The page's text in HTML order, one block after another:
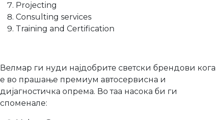
Projecting
Consulting services
Training and Certification
Велмар ги нуди најдобрите светски брендови кога
е во прашање премиум автосервисна и
дијагностичка опрема. Во таа насока би ги
споменале: